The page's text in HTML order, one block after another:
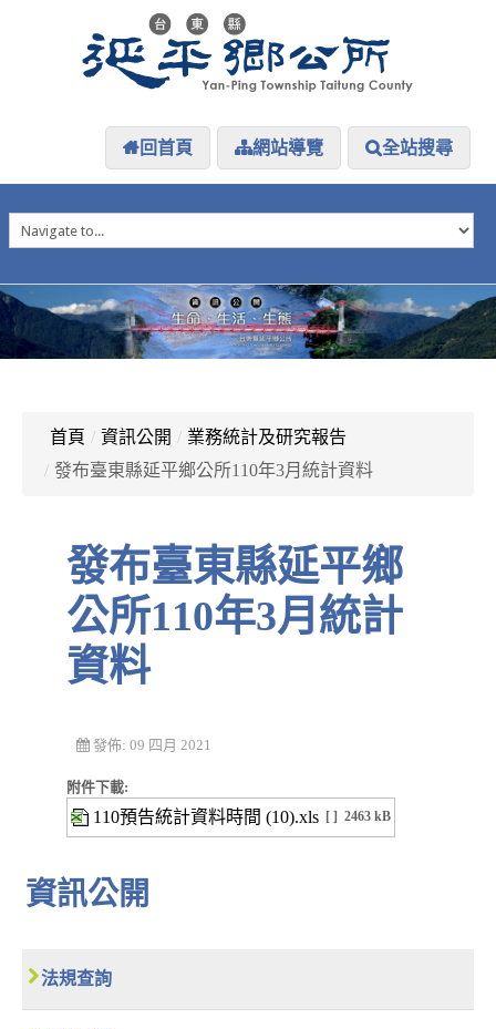
回首頁 網站導覽 全站搜尋
延平介紹
防災專區
資訊公開
探索延平
首頁 / 資訊公開 / 業務統計及研究報告
/ 發布臺東縣延平鄉公所110年3月統計資料
發布臺東縣延平鄉
公所110年3月統計
資料
發佈: 09 四月 2021
附件下載:
110預告統計資料時間 (10).xls [ ] 2463 kB
資訊公開
法規查詢